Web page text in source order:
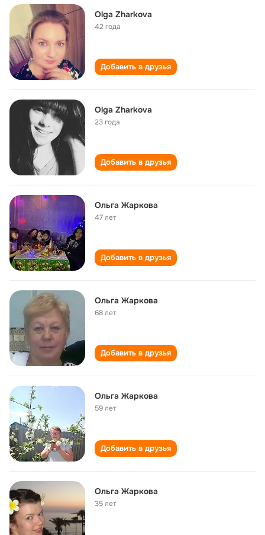
Olga Zharkova
42 года
Добавить в друзья
Olga Zharkova
23 года
Добавить в друзья
Ольга Жаркова
47 лет
Добавить в друзья
Ольга Жаркова
68 лет
Добавить в друзья
Ольга Жаркова
59 лет
Добавить в друзья
Ольга Жаркова
35 лет